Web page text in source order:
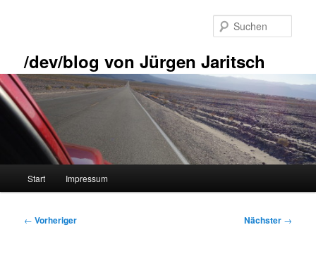
/dev/blog von Jürgen Jaritsch
Start Impressum
Beitragsnavigation
← Vorheriger Nächster →